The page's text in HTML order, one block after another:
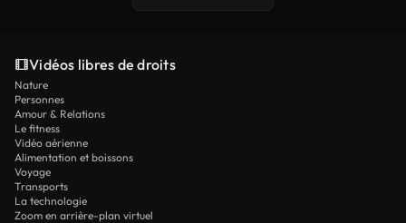
Vidéos libres de droits
Nature
Personnes
Amour & Relations
Le fitness
Vidéo aérienne
Alimentation et boissons
Voyage
Transports
La technologie
Zoom en arrière-plan virtuel